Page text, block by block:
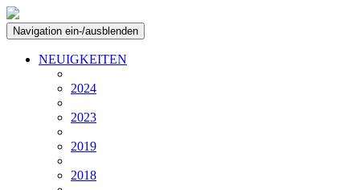
Navigation ein-/ausblenden
NEUIGKEITEN
2024
2023
2019
2018